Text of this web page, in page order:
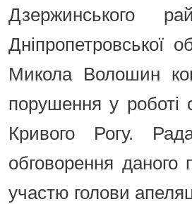
Дзержинського
Дніпропетровської
Микола Волошин
порушення у роботі
Кривого Рогу.
обговорення даного
участю голови